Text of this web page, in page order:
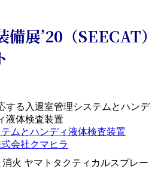
展’20（SEECAT）
ムとハンディ液体検査装置
会社クマヒラ